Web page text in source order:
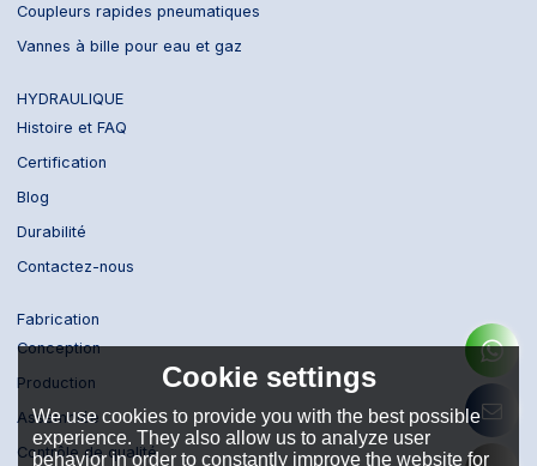
Coupleurs rapides pneumatiques
Vannes à bille pour eau et gaz
HYDRAULIQUE
Histoire et FAQ
Certification
Blog
Durabilité
Contactez-nous
Fabrication
Conception
Production
Assemblée
Contrôle de qualité
Cookie settings
We use cookies to provide you with the best possible
experience. They also allow us to analyze user
behavior in order to constantly improve the website for